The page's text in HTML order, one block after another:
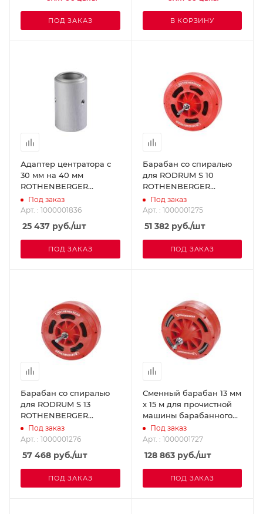
ПОД ЗАКАЗ В КОРЗИНУ
Адаптер центратора с
30 мм на 40 мм
ROTHENBERGER
1000001836
Под заказ
Арт. : 1000001836
25 437 руб./шт
ПОД ЗАКАЗ
Барабан со спиралью
для RODRUM S 10
ROTHENBERGER
1000001275
Под заказ
Арт. : 1000001275
51 382руб./шт
ПОД ЗАКАЗ
Барабан со спиралью
для RODRUM S 13
ROTHENBERGER
1000001276
Под заказ
Арт. : 1000001276
57 468 руб./шт
ПОД ЗАКАЗ
Сменный барабан 13 мм
х 15 м для прочистной
машины барабанного
типа RODRUM M
ROTHENBERGER
Под заказ
Арт. : 1000001727
128 863руб./шт
ПОД ЗАКАЗ